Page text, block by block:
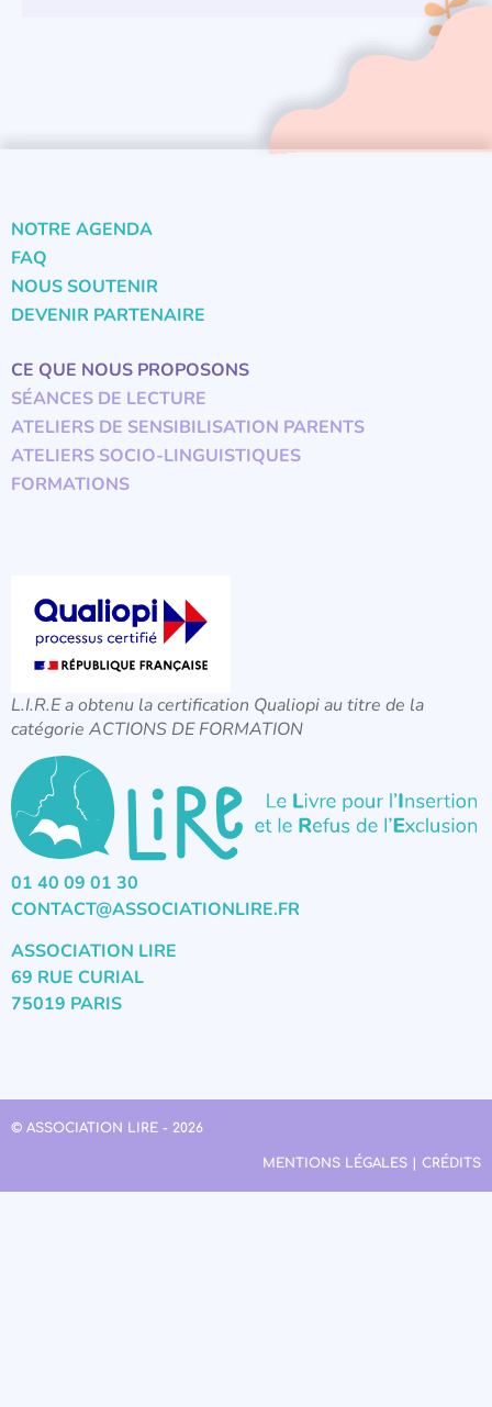
NOTRE AGENDA
FAQ
NOUS SOUTENIR
DEVENIR PARTENAIRE
CE QUE NOUS PROPOSONS
SÉANCES DE LECTURE
ATELIERS DE SENSIBILISATION PARENTS
ATELIERS SOCIO-LINGUISTIQUES
FORMATIONS
L.I.R.E a obtenu la certification Qualiopi au titre de la
catégorie ACTIONS DE FORMATION
01 40 09 01 30
CONTACT@ASSOCIATIONLIRE.FR
ASSOCIATION LIRE
69 RUE CURIAL
75019 PARIS
© ASSOCIATION LIRE - 2026
MENTIONS LÉGALES | CRÉDITS